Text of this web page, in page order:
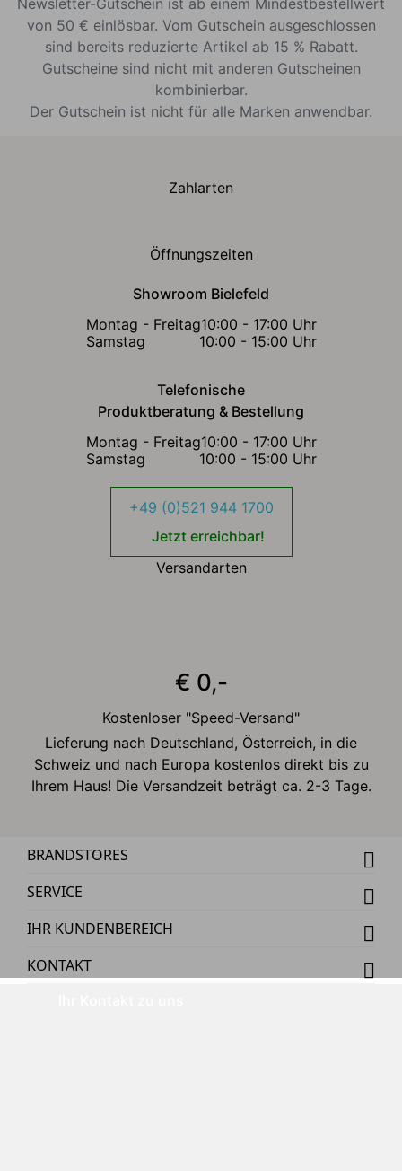
Newsletter-Gutschein ist ab einem Mindestbestellwert
von 50 € einlösbar. Vom Gutschein ausgeschlossen
sind bereits reduzierte Artikel ab 15 % Rabatt.
Gutscheine sind nicht mit anderen Gutscheinen
kombinierbar.
Der Gutschein ist nicht für alle Marken anwendbar.
Zahlarten
Öffnungszeiten
Showroom Bielefeld
Montag - Freitag10:00 - 17:00 Uhr
Samstag
10:00 - 15:00 Uhr
Telefonische
Produktberatung & Bestellung
Montag - Freitag10:00 - 17:00 Uhr
Samstag
10:00 - 15:00 Uhr
+49 (0)521 944 1700
Jetzt erreichbar!
Versandarten
€ 0,-
Kostenloser "Speed-Versand"
Lieferung nach Deutschland, Österreich, in die
Schweiz und nach Europa kostenlos direkt bis zu
Ihrem Haus! Die Versandzeit beträgt ca. 2-3 Tage.
BRANDSTORES
SERVICE
IHR KUNDENBEREICH
KONTAKT